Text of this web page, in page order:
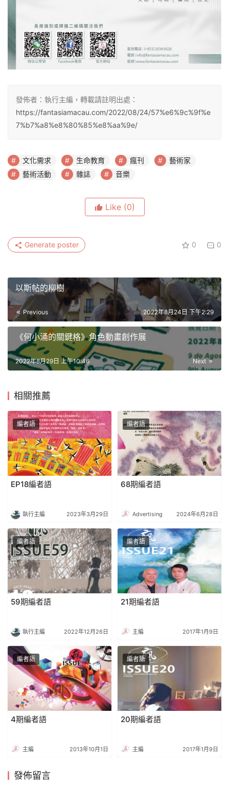
發佈者：執行主編，轉載請註明出處：
https://fantasiamacau.com/2022/08/24/57%e6%9c%9f%e
7%b7%a8%e8%80%85%e8%aa%9e/
文化需求 生命教育 瘋刊
藝術家
藝術活動
雜誌 音樂
Like (0)
0 0
Generate poster
以斯帖的柳樹
Previous 2022年8月24日 下午2:29
《何小涌的關鍵格》角色動畫創作展
Next
2022年8月29日 上午10:46
相關推薦
編者語
EP18編者語
執行主編 2023年3月29日
編者語
68期編者語
Advertising 2024年6月28日
編者語
59期編者語
執行主編 2022年12月26日
編者語
21期編者語
主編 2017年1月9日
編者語
4期編者語
主編 2013年10月1日
編者語
20期編者語
主編 2017年1月9日
發佈留言